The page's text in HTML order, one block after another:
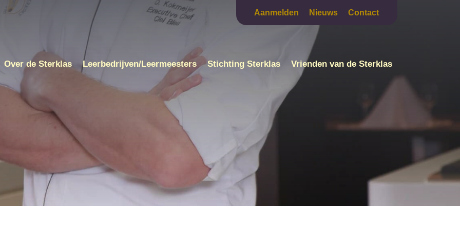
Aanmelden Nieuws Contact
Over de Sterklas Leerbedrijven/Leermeesters Stichting Sterklas Vrienden van de Sterklas